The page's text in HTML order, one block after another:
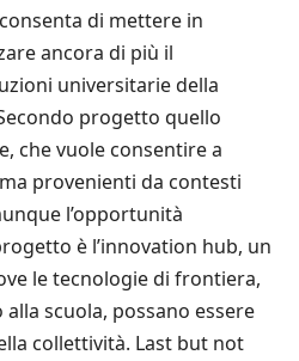
di mettere in
ancora di più il
universitarie della
progetto quello
che vuole consentire a
provenienti da contesti
l’opportunità
è l’innovation hub, un
le tecnologie di frontiera,
scuola, possano essere
collettività. Last but not